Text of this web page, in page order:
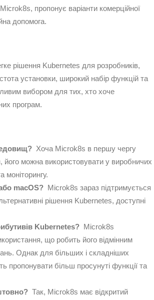
пропонує варіанти комерційної
допомога.
рішення Kubernetes для розробників,
установки, широкий набір функцій та
вибором для тих, хто хоче
програм.
Хоча Microk8s в першу чергу
його можна використовувати у виробничих
macOS?Microk8s зараз підтримується
рішення Kubernetes, доступні
Kubernetes?Microk8s
що робить його відмінним
Однак для більших і складніших
пропонувати більш просунуті функції та
Так, Microk8s має відкритий